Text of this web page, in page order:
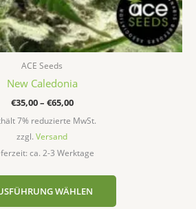
ACE Seeds
New Caledonia
€35,00– €65,00
7% reduzierte MwSt.
zzgl. Versand
ca. 2-3 Werktage
WÄHLEN